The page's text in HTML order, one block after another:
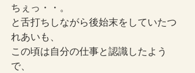
ちぇっ・・。
と舌打ちしながら後始末をしていたつ
れあいも、
この頃は自分の仕事と認識したよう
で、